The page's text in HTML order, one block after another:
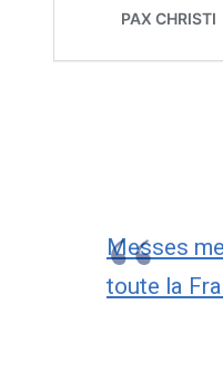
Messes
toute la